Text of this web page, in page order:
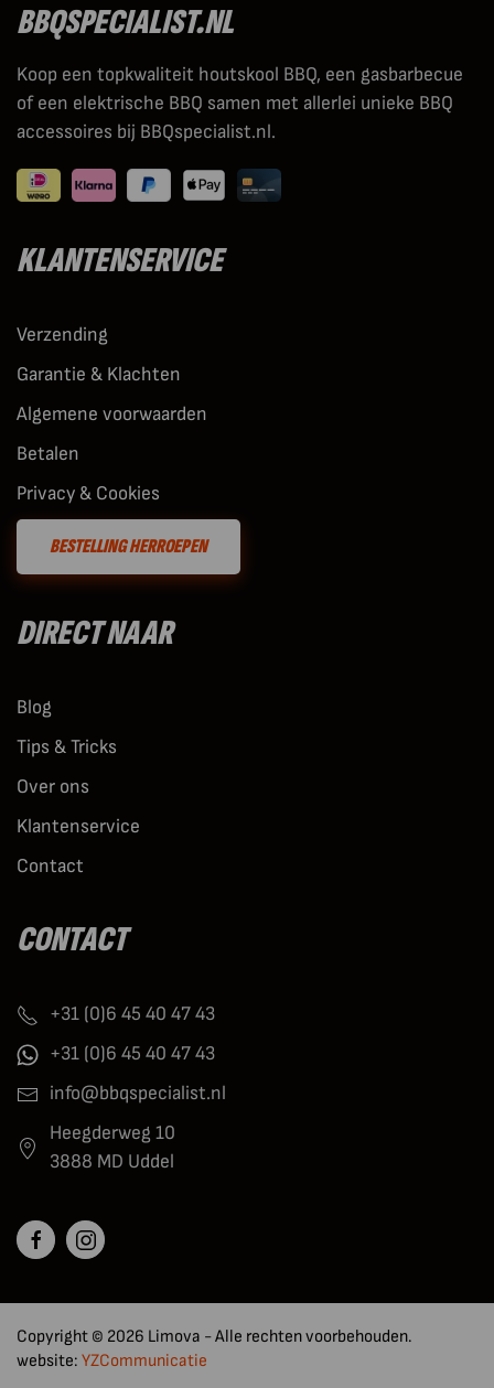
BBQSPECIALIST.NL
Koop een topkwaliteit houtskool BBQ, een gasbarbecue
of een elektrische BBQ samen met allerlei unieke BBQ
accessoires bij BBQspecialist.nl.
KLANTENSERVICE
Verzending
Garantie & Klachten
Algemene voorwaarden
Betalen
Privacy & Cookies
BESTELLING HERROEPEN
DIRECT NAAR
Blog
Tips & Tricks
Over ons
Klantenservice
Contact
CONTACT
+31 (0)6 45 40 47 43
+31 (0)6 45 40 47 43
info@bbqspecialist.nl
Heegderweg 10
3888 MD Uddel
Copyright © 2026 Limova - Alle rechten voorbehouden.
website: YZCommunicatie